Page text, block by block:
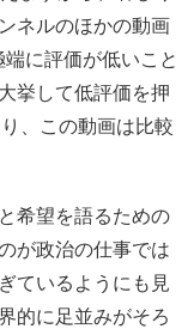
ネルのほかの動画
に評価が低いこと
挙して低評価を押
、この動画は比較
希望を語るための
が政治の仕事では
ているようにも見
的に足並みがそろ